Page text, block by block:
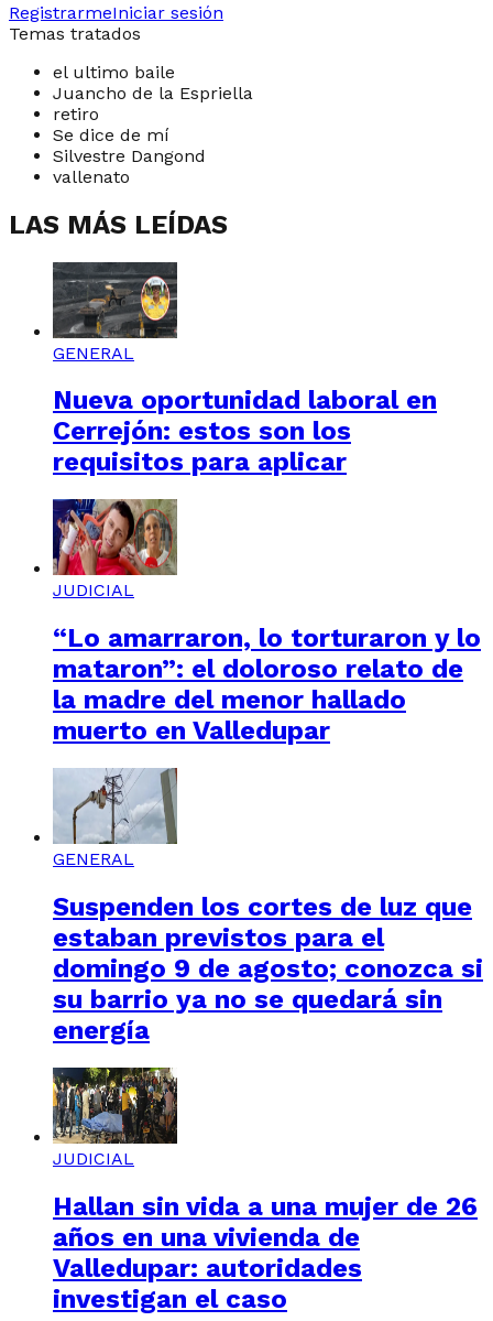
RegistrarmeIniciar sesión
Temas tratados
el ultimo baile
Juancho de la Espriella
retiro
Se dice de mí
Silvestre Dangond
vallenato
LAS MÁS LEÍDAS
GENERAL
Nueva oportunidad laboral en
Cerrejón: estos son los
requisitos para aplicar
JUDICIAL
“Lo amarraron, lo torturaron y lo
mataron”: el doloroso relato de
la madre del menor hallado
muerto en Valledupar
GENERAL
Suspenden los cortes de luz que
estaban previstos para el
domingo 9 de agosto; conozca si
su barrio ya no se quedará sin
energía
JUDICIAL
Hallan sin vida a una mujer de 26
años en una vivienda de
Valledupar: autoridades
investigan el caso